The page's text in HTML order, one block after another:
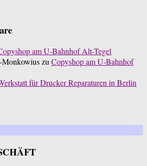
am U-Bahnhof Alt-Tegel
MonkowiuszuCopyshop am U-Bahnhof
für Drucker Reparaturen in Berlin